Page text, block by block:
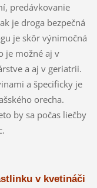
predávkovanie
je droga bezpečná
je skôr výnimočná
je možné aj v
a aj v geriatrii.
a špecificky je
orecha.
by sa počas liečby
v kvetináči